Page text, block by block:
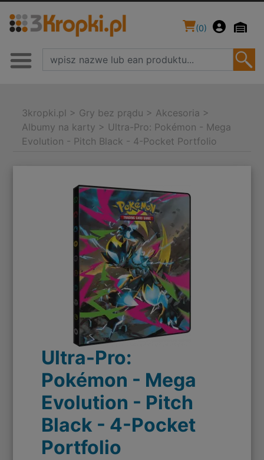
(0)
3kropki.pl > Gry bez prądu > Akcesoria >
Albumy na karty > Ultra-Pro: Pokémon - Mega
Evolution - Pitch Black - 4-Pocket Portfolio
Ultra-Pro:
Pokémon - Mega
Evolution - Pitch
Black - 4-Pocket
Portfolio